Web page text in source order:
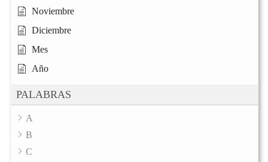
Noviembre
Diciembre
Mes
Año
PALABRAS
A
B
C